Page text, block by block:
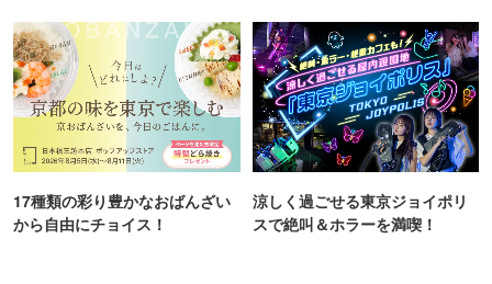
17種類の彩り豊かなおばんざい
から自由にチョイス！
涼しく過ごせる東京ジョイポリ
スで絶叫＆ホラーを満喫！